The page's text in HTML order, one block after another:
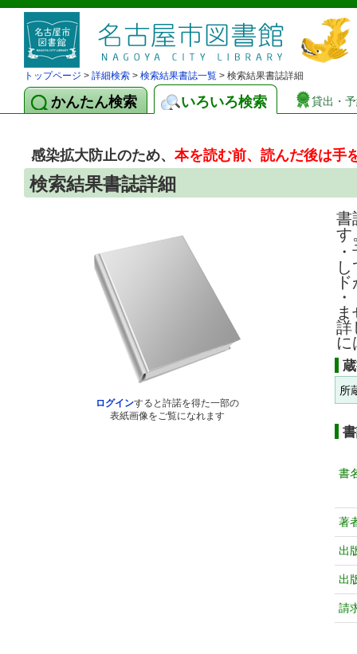
トップページ > 詳細検索 > 検索結果書誌一覧 > 検索結果書誌詳細
かんたん検索 いろいろ検索 貸出・
感染拡大防止のため、本を読む前、読んだ後は手
検索結果書誌詳細
ログインすると許諾を得た一部の
表紙画像をご覧になれます
書
す
詳
に
所
書
著
出
出
請